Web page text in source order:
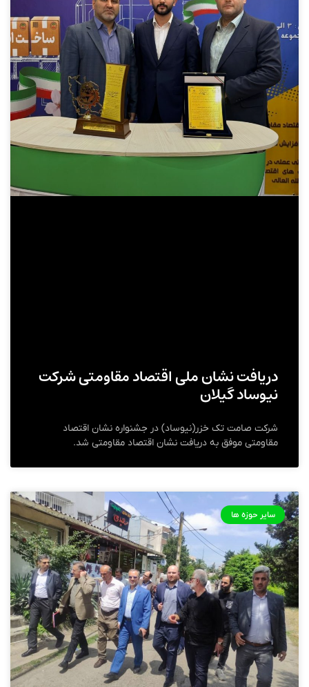
دریافت نشان ملی اقتصاد مقاومتی شرکت
نیوساد گیلان
شرکت صامت تک خزر(نیوساد) در جشنواره نشان اقتصاد
مقاومتی موفق به دریافت نشان اقتصاد مقاومتی شد.
سایر حوزه ها